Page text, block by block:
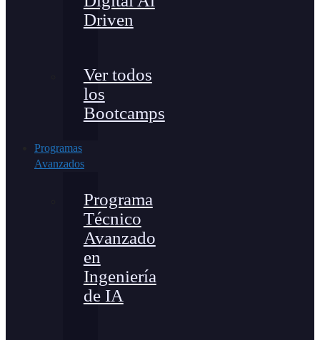
Driven
Ver todos
los
Bootcamps
Programas
Avanzados
Programa
Técnico
Avanzado
en
Ingeniería
de IA